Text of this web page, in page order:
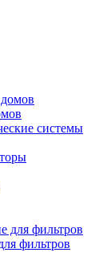
системы
фильтров